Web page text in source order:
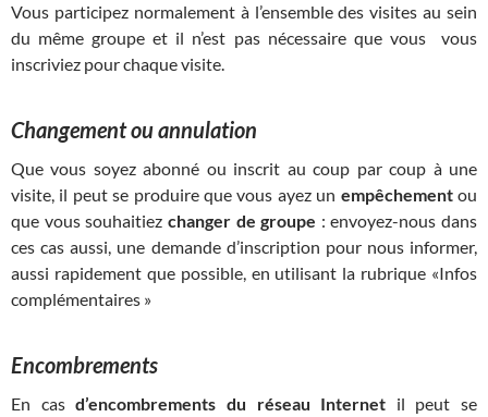
Vous participez normalement à l’ensemble des visites au sein
du même groupe et il n’est pas nécessaire que vous vous
inscriviez pour chaque visite.
Changement ou annulation
Que vous soyez abonné ou inscrit au coup par coup à une
visite, il peut se produire que vous ayez un empêchementou
que vous souhaitiez changer de groupe : envoyez-nous dans
ces cas aussi, une demande d’inscription pour nous informer,
aussi rapidement que possible, en utilisant la rubrique «Infos
complémentaires »
Encombrements
En casd’encombrements du réseau Internet il peut se